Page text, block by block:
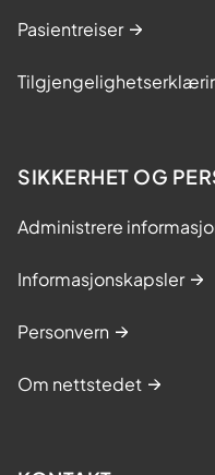
Pasientreiser
SIKKERHET OG
Administrere
Informasjonskapsler
Personvern
Om nettstedet